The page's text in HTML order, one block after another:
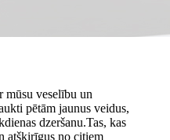
mūsu veselību un
pētām jaunus veidus,
dzeršanu.Tas, kas
atšķirīgus no citiem